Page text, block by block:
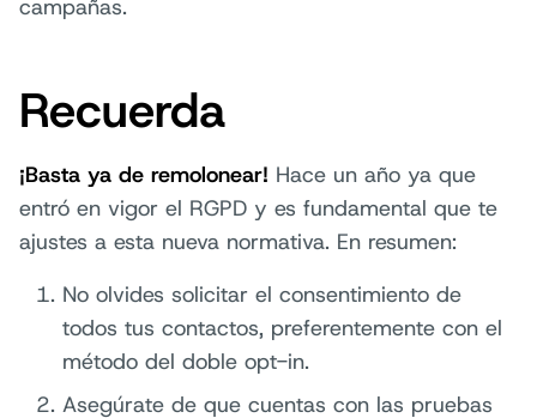
campañas.
Recuerda
¡Basta ya de remolonear! Hace un año ya que
entró en vigor el RGPD y es fundamental que te
ajustes a esta nueva normativa. En resumen:
No olvides solicitar el consentimiento de
todos tus contactos, preferentemente con el
método del doble opt-in.
Asegúrate de que cuentas con las pruebas